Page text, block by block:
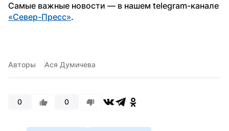
«Север-Пресс».
Авторы Ася Думичева
0 0